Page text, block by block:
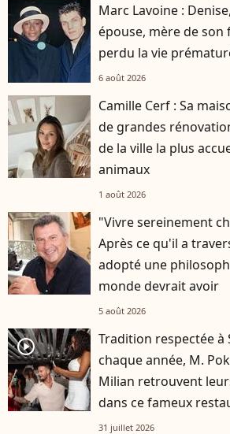
Marc Lavoine :
épouse, mère de son
perdu la vie
6 août 2026
Camille Cerf : Sa
de grandes
de la ville la plus
animaux
1 août 2026
"Vivre sereinement
Après ce qu'il a
adopté une
monde devrait avoir
5 août 2026
player2
Tradition respectée à
chaque année, M.
Milian retrouvent
dans ce fameux
31 juillet 2026